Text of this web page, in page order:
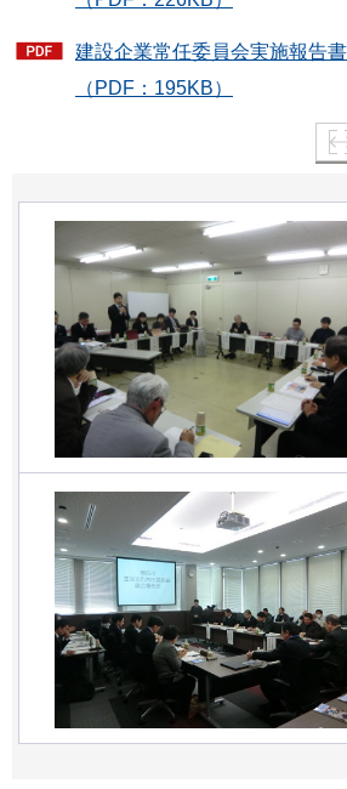
建設企業常任委員会実施報告
（PDF：195KB）